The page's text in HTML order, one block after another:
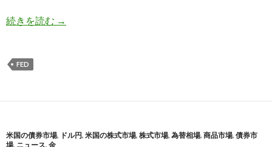
続きを読む イエレン議長、ワシントンでの講演で量的緩和
→
FED
米国の債券市場, ドル円, 米国の株式市場, 株式市場, 為替相場, 商品市場, 債券市
場, ニュース, 金